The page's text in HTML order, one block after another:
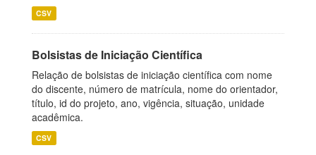
CSV
Bolsistas de Iniciação Científica
Relação de bolsistas de iniciação científica com nome
do discente, número de matrícula, nome do orientador,
título, id do projeto, ano, vigência, situação, unidade
acadêmica.
CSV